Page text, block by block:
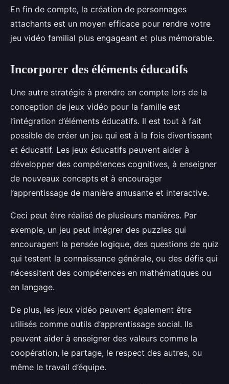
En fin de compte, la création de personnages
attachants est un moyen efficace pour rendre votre
jeu vidéo familial plus engageant et plus mémorable.
Incorporer des éléments éducatifs
Une autre stratégie à prendre en compte lors de la
conception de jeux vidéo pour la famille est
l’intégration d’éléments éducatifs. Il est tout à fait
possible de créer un jeu qui est à la fois divertissant
et éducatif. Les jeux éducatifs peuvent aider à
développer des compétences cognitives, à enseigner
de nouveaux concepts et à encourager
l’apprentissage de manière amusante et interactive.
Ceci peut être réalisé de plusieurs manières. Par
exemple, un jeu peut intégrer des puzzles qui
encouragent la pensée logique, des questions de quiz
qui testent la connaissance générale, ou des défis qui
nécessitent des compétences en mathématiques ou
en langage.
De plus, les jeux vidéo peuvent également être
utilisés comme outils d’apprentissage social. Ils
peuvent aider à enseigner des valeurs comme la
coopération, le partage, le respect des autres, ou
même le travail d’équipe.